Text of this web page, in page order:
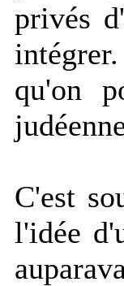
privés
qu'on
C'est
l'idée